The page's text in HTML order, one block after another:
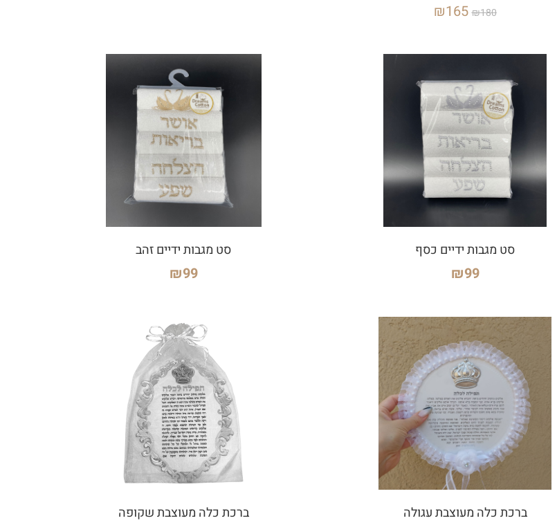
₪180
₪165
סט מגבות ידיים כסף
₪99
סט מגבות ידיים זהב
₪99
ברכת כלה מעוצבת עגולה ברכת כלה מעוצבת שקופה